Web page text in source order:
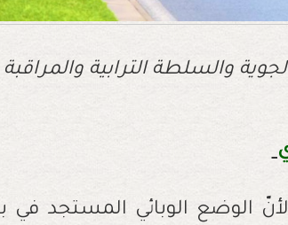
والسلطة الترابية والمراقبة
الوضع الوبائي المستجد في